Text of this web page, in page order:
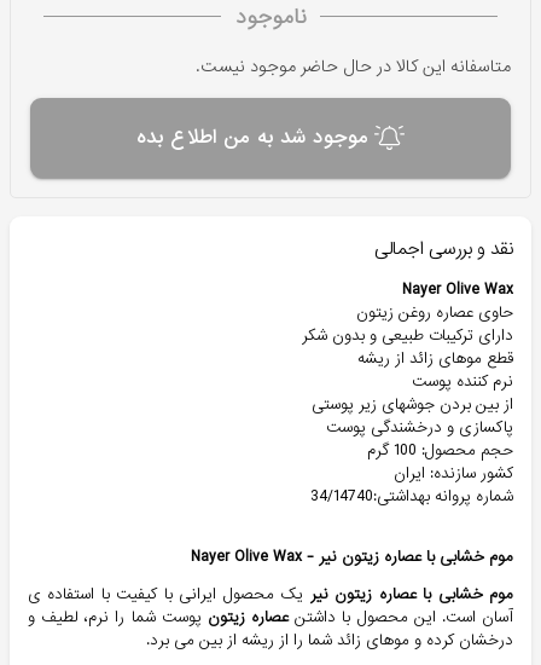
ناموجود
متاسفانه این کالا در حال حاضر موجود نیست.
موجود شد به من اطلاع بده
نقد و بررسی اجمالی
Nayer Olive Wax
حاوی عصاره روغن زیتون
دارای ترکیبات طبیعی و بدون شکر
قطع موهای زائد از ریشه
نرم کننده پوست
از بین بردن جوشهای زیر پوستی
پاکسازی و درخشندگی پوست
حجم محصول: 100 گرم
کشور سازنده: ایران
شماره پروانه بهداشتی:34/14740
موم خشابی با عصاره زیتون نیر - Nayer Olive Wax
موم خشابی با عصاره زیتون نیر یک محصول ایرانی با کیفیت با استفاده ی
آسان است. این محصول با داشتنعصاره زیتون پوست شما را نرم، لطیف و
درخشان کرده و موهای زائد شما را از ریشه از بین می برد.